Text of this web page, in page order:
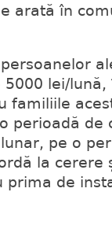
arată în
5000 lei/
familiile
perioadă
pe o
la cerere
prima de